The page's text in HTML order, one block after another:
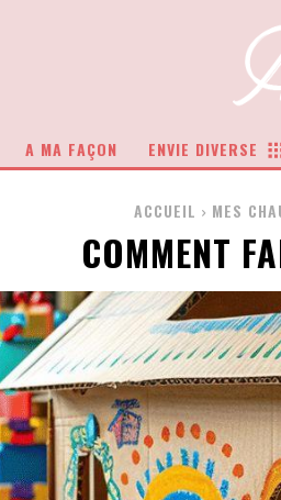
A MA FAÇON ENVIE DIVERSE
ACCUEIL MES
COMMENT